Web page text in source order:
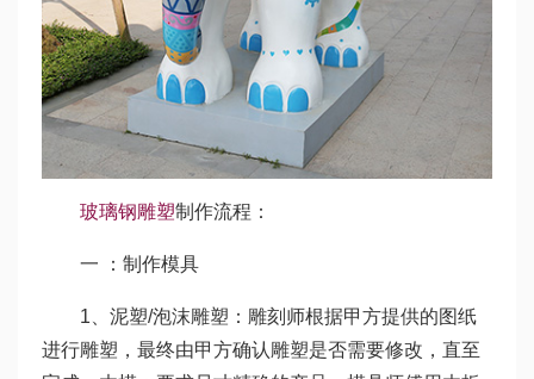
玻璃钢雕塑制作流程：
一 ：制作模具
1、泥塑/泡沫雕塑：雕刻师根据甲方提供的图纸
进行雕塑，最终由甲方确认雕塑是否需要修改，直至